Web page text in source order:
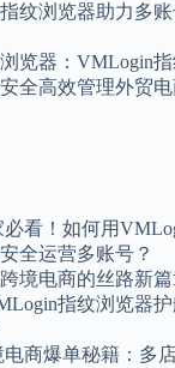
纹浏览器助力多
览器：VMLogin指
全高效管理外贸
必看！如何用
全运营多账号？
境电商的丝路新篇
指纹浏览器
电商爆单秘籍：多